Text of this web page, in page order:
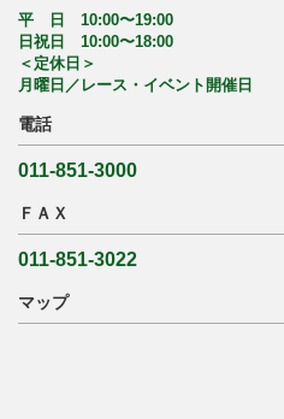
平 日 10:00〜19:00
日祝日 10:00〜18:00
＜定休日＞
月曜日／レース・イベント開催日
電話
011-851-3000
ＦＡＸ
011-851-3022
マップ